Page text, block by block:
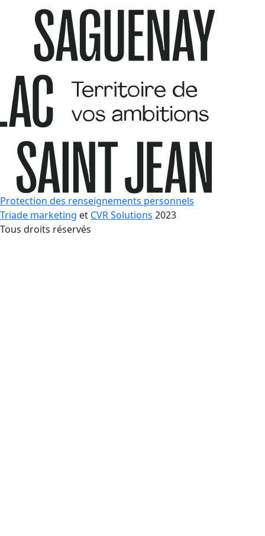
Protection des renseignements personnels
Triade marketing et CVR Solutions 2023
Tous droits réservés